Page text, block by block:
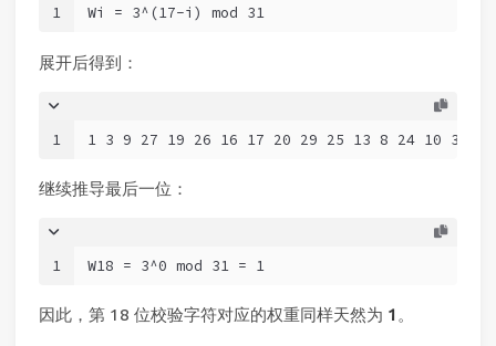
1 Wi = 3^(17-i) mod 31
展开后得到：
1 1 3 9 27 19 26 16 17 20 29 25 13 8 24 10 30 28
继续推导最后一位：
1 W18 = 3^0 mod 31 = 1
因此，第 18 位校验字符对应的权重同样天然为 1 。